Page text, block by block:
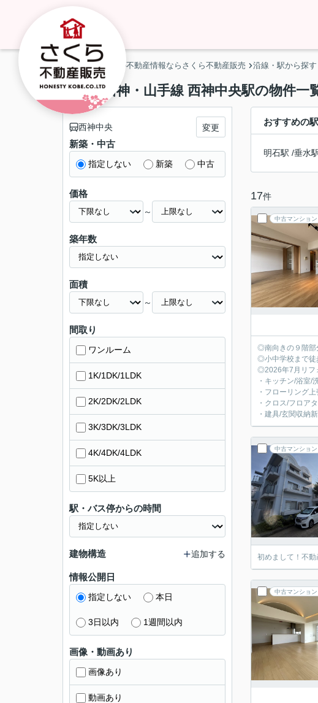
神戸市・明石市の不動産情報ならさくら不動産販売 沿線・駅から探す
神戸市西神・山手線 西神中央駅の物件一
おすすめの駅
明石駅 /垂水
17件
中古マンション
◎南向きの９階部
◎小中学校まで徒
◎2026年7月リフ
・キッチン/浴室/
・フローリング上
・クロス/フロア
・建具/玄関収納
中古マンション
初めまして！不
中古マンション
西神中央 変更
新築・中古
指定しない 新築 中古
価格
～
築年数
面積
～
間取り
ワンルーム
1K/1DK/1LDK
2K/2DK/2LDK
3K/3DK/3LDK
4K/4DK/4LDK
5K以上
駅・バス停からの時間
建物構造 追加する
情報公開日
指定しない 本日
3日以内 1週間以内
画像・動画あり
画像あり
動画あり